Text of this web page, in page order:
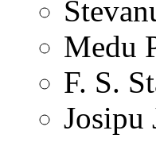
Medu
F. S.
Josipu